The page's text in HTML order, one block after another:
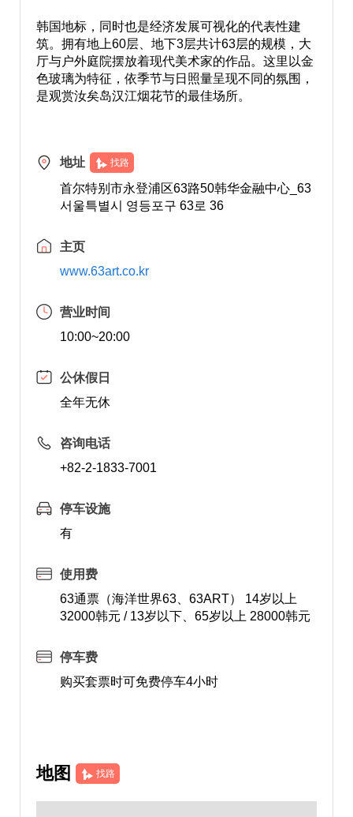
韩国地标，同时也是经济发展可视化的代表性建
筑。拥有地上60层、地下3层共计63层的规模，大
厅与户外庭院摆放着现代美术家的作品。这里以金
色玻璃为特征，依季节与日照量呈现不同的氛围，
是观赏汝矣岛汉江烟花节的最佳场所。
地址 找路
首尔特别市永登浦区63路50韩华金融中心_63
서울특별시 영등포구 63로 36
主页
www.63art.co.kr
营业时间
10:00~20:00
公休假日
全年无休
咨询电话
+82-2-1833-7001
停车设施
有
使用费
63通票（海洋世界63、63ART） 14岁以上
32000韩元 / 13岁以下、65岁以上 28000韩元
停车费
购买套票时可免费停车4小时
地图 找路